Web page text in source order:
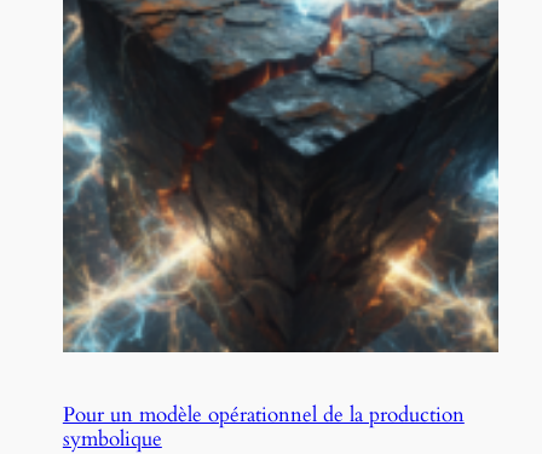
Pour un modèle opérationnel de la production
symbolique